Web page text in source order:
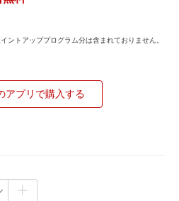
ントアッププログラム分は含まれておりません。
アプリで購入する